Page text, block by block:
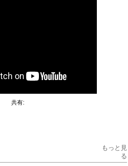
共有:
もっと見
る